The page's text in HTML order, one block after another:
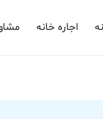
اجاره خانه